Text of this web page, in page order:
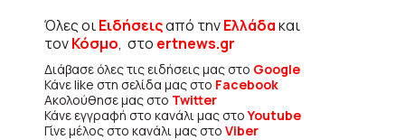
Όλες οιΕιδήσειςαπό τηνΕλλάδακαι
τονΚόσμο, στο ertnews.gr
Διάβασε όλες τις ειδήσεις μας στο Google
Κάνε like στη σελίδα μας στο Facebook
Ακολούθησε μας στο Twitter
Κάνε εγγραφή στο κανάλι μας στοYoutube
Γίνε μέλος στο κανάλι μας στο Viber